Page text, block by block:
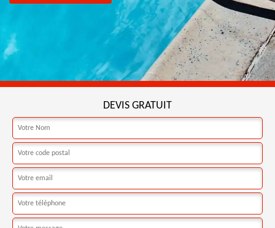
DEVIS GRATUIT